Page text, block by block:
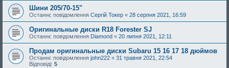
Шини 205/70-15"
Останнє повідомлення Сергій Токер « 28 серпня 2021, 16:59
Оригинальные диски R18 Forester SJ
Останнє повідомлення Diamond « 20 липня 2021, 12:11
Продам оригинальные диски Subaru 15 16 17 18 дюймов
Останнє повідомлення john222 « 31 травня 2021, 22:54
Відповіді: 5